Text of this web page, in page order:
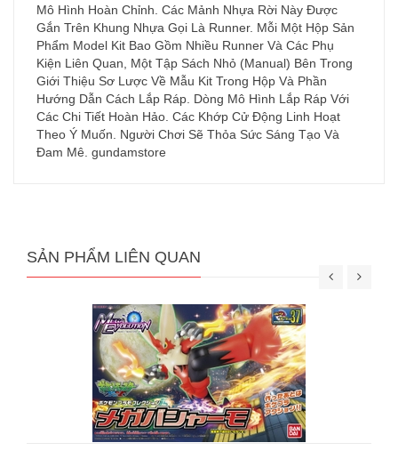
Mô Hình Hoàn Chỉnh. Các Mảnh Nhựa Rời Này Được
Gắn Trên Khung Nhựa Gọi Là Runner. Mỗi Một Hộp Sản
Phẩm Model Kit Bao Gồm Nhiều Runner Và Các Phụ
Kiện Liên Quan, Một Tập Sách Nhỏ (Manual) Bên Trong
Giới Thiệu Sơ Lược Về Mẫu Kit Trong Hộp Và Phần
Hướng Dẫn Cách Lắp Ráp. Dòng Mô Hình Lắp Ráp Với
Các Chi Tiết Hoàn Hảo. Các Khớp Cử Động Linh Hoạt
Theo Ý Muốn. Người Chơi Sẽ Thỏa Sức Sáng Tạo Và
Đam Mê. gundamstore
SẢN PHẨM LIÊN QUAN